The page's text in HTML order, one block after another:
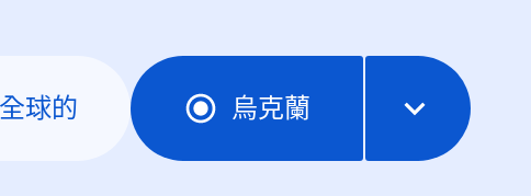
全球的 烏克蘭